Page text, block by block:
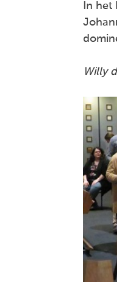
In
Willy